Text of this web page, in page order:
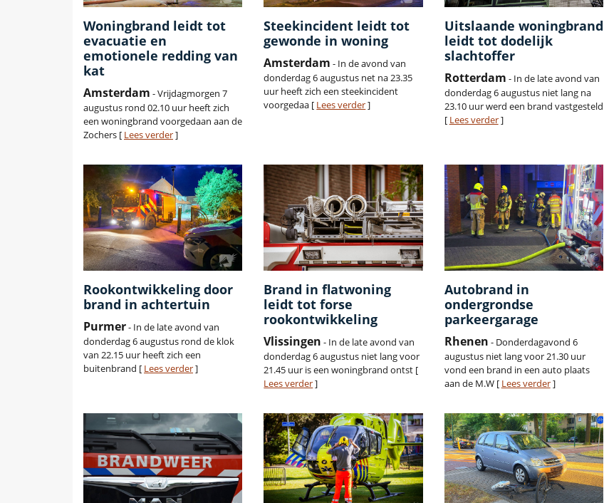
Woningbrand leidt tot
evacuatie en
emotionele redding van
kat
Amsterdam - Vrijdagmorgen 7
augustus rond 02.10 uur heeft zich
een woningbrand voorgedaan aan de
Zochers [ Lees verder]
Steekincident leidt tot
gewonde in woning
Amsterdam - In de avond van
donderdag 6 augustus net na 23.35
uur heeft zich een steekincident
voorgedaa [ Lees verder]
Uitslaande woningbrand
leidt tot dodelijk
slachtoffer
Rotterdam - In de late avond van
donderdag 6 augustus niet lang na
23.10 uur werd een brand vastgesteld
[ Lees verder]
Rookontwikkeling door
brand in achtertuin
Purmer- In de late avond van
donderdag 6 augustus rond de klok
van 22.15 uur heeft zich een
buitenbrand [ Lees verder]
Brand in flatwoning
leidt tot forse
rookontwikkeling
Vlissingen - In de late avond van
donderdag 6 augustus niet lang voor
21.45 uur is een woningbrand ontst [
Lees verder]
Autobrand in
ondergrondse
parkeergarage
Rhenen - Donderdagavond 6
augustus niet lang voor 21.30 uur
vond een brand in een auto plaats
aan de M.W [ Lees verder]